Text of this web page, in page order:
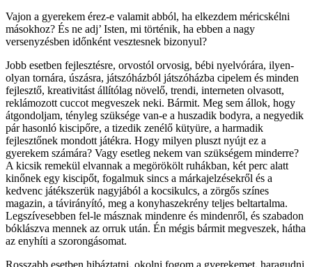
Vajon a gyerekem érez-e valamit abból, ha elkezdem méricskélni
másokhoz? És ne adj’ Isten, mi történik, ha ebben a nagy
versenyzésben időnként vesztesnek bizonyul?
Jobb esetben fejlesztésre, orvostól orvosig, bébi nyelvórára, ilyen-
olyan tornára, úszásra, játszóházból játszóházba cipelem és minden
fejlesztő, kreativitást állítólag növelő, trendi, interneten olvasott,
reklámozott cuccot megveszek neki. Bármit. Meg sem állok, hogy
átgondoljam, tényleg szüksége van-e a huszadik bodyra, a negyedik
pár hasonló kiscipőre, a tizedik zenélő kütyüre, a harmadik
fejlesztőnek mondott játékra. Hogy milyen pluszt nyújt ez a
gyerekem számára? Vagy esetleg nekem van szükségem minderre?
A kicsik remekül elvannak a megörökölt ruhákban, két perc alatt
kinőnek egy kiscipőt, fogalmuk sincs a márkajelzésekről és a
kedvenc játékszerük nagyjából a kocsikulcs, a zörgős színes
magazin, a távirányító, meg a konyhaszekrény teljes beltartalma.
Legszívesebben fel-le másznak mindenre és mindenről, és szabadon
bóklászva mennek az orruk után. Én mégis bármit megveszek, hátha
az enyhíti a szorongásomat.